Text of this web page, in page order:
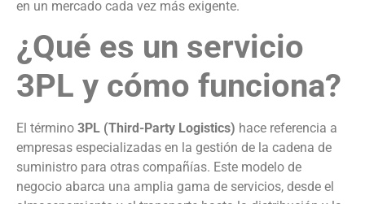
en un mercado cada vez más exigente.
¿Qué es un servicio
3PL y cómo funciona?
El término 3PL (Third-Party Logistics) hace referencia a
empresas especializadas en la gestión de la cadena de
suministro para otras compañías. Este modelo de
negocio abarca una amplia gama de servicios, desde el